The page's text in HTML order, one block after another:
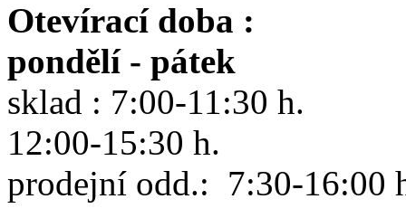
Otevírací doba :
pondělí - pátek
sklad : 7:00-11:30 h.
12:00-15:30 h.
prodejní odd.: 7:30-16:00